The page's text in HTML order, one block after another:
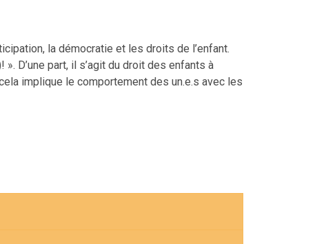
la démocratie et les droits de l’enfant.
D’une part, il s’agit du droit des enfants à
implique le comportement des un.e.s avec les